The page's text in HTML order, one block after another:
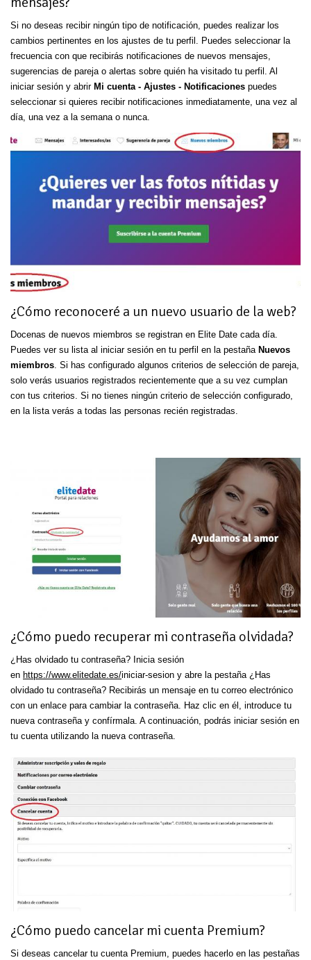
Si no deseas recibir ningún tipo de notificación, puedes realizar los
cambios pertinentes en los ajustes de tu perfil. Puedes seleccionar la
frecuencia con que recibirás notificaciones de nuevos mensajes,
sugerencias de pareja o alertas sobre quién ha visitado tu perfil. Al
iniciar sesión y abrir Mi cuenta - Ajustes - Notificaciones puedes
seleccionar si quieres recibir notificaciones inmediatamente, una vez al
día, una vez a la semana o nunca.
¿Cómo reconoceré a un nuevo usuario de la web?
Docenas de nuevos miembros se registran en Elite Date cada día.
Puedes ver su lista al iniciar sesión en tu perfil en la pestaña Nuevos
miembros. Si has configurado algunos criterios de selección de pareja,
solo verás usuarios registrados recientemente que a su vez cumplan
con tus criterios. Si no tienes ningún criterio de selección configurado,
en la lista verás a todas las personas recién registradas.
¿Cómo puedo recuperar mi contraseña olvidada?
¿Has olvidado tu contraseña? Inicia sesión
en https://www.elitedate.es/iniciar-sesion y abre la pestaña ¿Has
olvidado tu contraseña? Recibirás un mensaje en tu correo electrónico
con un enlace para cambiar la contraseña. Haz clic en él, introduce tu
nueva contraseña y confírmala. A continuación, podrás iniciar sesión en
tu cuenta utilizando la nueva contraseña.
¿Cómo puedo cancelar mi cuenta Premium?
Si deseas cancelar tu cuenta Premium, puedes hacerlo en las pestañas